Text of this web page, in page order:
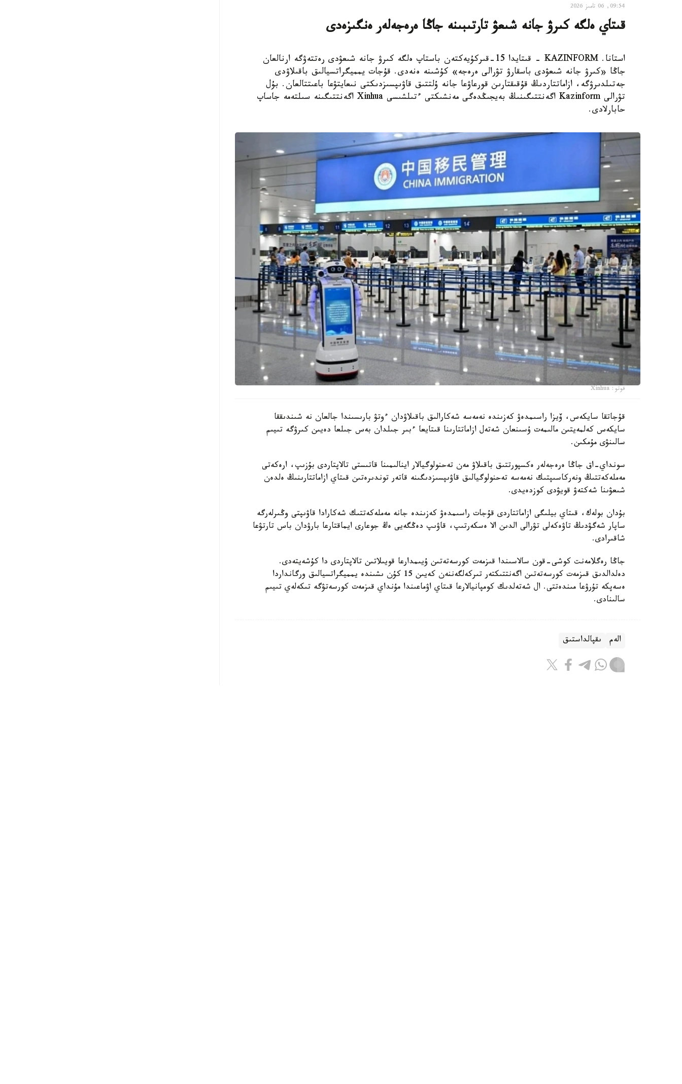
09:54, 06 تامىز 2026
قىتاي ەلگە كىرۋ جانە شىعۋ تارتىبىنە جاڭا ەرەجەلەر ەنگىزەدى
استانا. KAZINFORM - قىتايدا 15-قىركۇيەكتەن باستاپ ەلگە كىرۋ جانە شىعۋدى رەتتەۋگە ارنالعان
جاڭا «كىرۋ جانە شىعۋدى باسقارۋ تۋرالى ەرەجە» كۇشىنە ەنەدى. قۇجات يمميگراتسيالىق باقىلاۋدى
جەتىلدىرۋگە، ازاماتتاردىڭ قۇقىقتارىن قورعاۋعا جانە ۇلتتىق قاۋىپسىزدىكتى نىعايتۋعا باعىتتالعان. بۇل
تۋرالى Kazinform اگەنتتىگىنىڭ بەيجىڭدەگى مەنشىكتى ءتىلشىسى Xinhua اگەنتتىگىنە سىلتەمە جاساپ
حابارلادى.
فوتو: Xinhua
قۇجاتقا سايكەس، ۆيزا راسىمدەۋ كەزىندە نەمەسە شەكارالىق باقىلاۋدان ءوتۋ بارىسىندا جالعان نە شىندىققا
سايكەس كەلمەيتىن مالىمەت ۇسىنعان شەتەل ازاماتتارىنا قىتايعا ءبىر جىلدان بەس جىلعا دەيىن كىرۋگە تىيىم
سالىنۋى مۇمكىن.
سونداي-اق جاڭا ەرەجەلەر ەكسپورتتىق باقىلاۋ مەن تەحنولوگيالار اينالىمىنا قاتىستى تالاپتاردى بۇزىپ، ارەكەتى
مەملەكەتتىڭ ونەركاسىپتىك نەمەسە تەحنولوگيالىق قاۋىپسىزدىگىنە قاتەر توندىرەتىن قىتاي ازاماتتارىنىڭ ەلدەن
شىعۋىنا شەكتەۋ قويۋدى كوزدەيدى.
بۇدان بولەك، قىتاي بيلىگى ازاماتتاردى قۇجات راسىمدەۋ كەزىندە جانە مەملەكەتتىك شەكارادا قاۋىپتى وڭىرلەرگە
ساپار شەگۋدىڭ تاۋەكەلى تۋرالى الدىن الا ەسكەرتىپ، قاۋىپ دەڭگەيى ەڭ جوعارى ايماقتارعا بارۋدان باس تارتۋعا
شاقىرادى.
جاڭا رەگلامەنت كوشى-قون سالاسىندا قىزمەت كورسەتەتىن ۇيىمدارعا قويىلاتىن تالاپتاردى دا كۇشەيتەدى.
دەلدالدىق قىزمەت كورسەتەتىن اگەنتتىكتەر تىركەلگەننەن كەيىن 15 كۇن ىشىندە يمميگراتسيالىق ورگانداردا
ەسەپكە تۇرۋعا مىندەتتى. ال شەتەلدىك كومپانيالارعا قىتاي اۋماعىندا مۇنداي قىزمەت كورسەتۋگە تىكەلەي تىيىم
سالىنادى.
الەم ىقپالداستىق